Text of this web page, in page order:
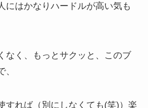
にはかなりハードルが高い気も
なく、もっとサクッと、このブ
すれば（別にしなくても(笑)）楽